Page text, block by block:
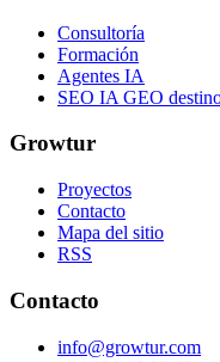
Consultoría
Formación
Agentes IA
SEO IA GEO
Growtur
Proyectos
Contacto
Mapa del sitio
RSS
Contacto
info@growtur.com